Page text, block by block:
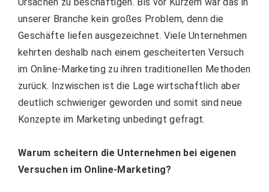
Ursachen zu beschäftigen. Bis vor Kurzem war das in
unserer Branche kein großes Problem, denn die
Geschäfte liefen ausgezeichnet. Viele Unternehmen
kehrten deshalb nach einem gescheiterten Versuch
im Online-Marketing zu ihren traditionellen Methoden
zurück. Inzwischen ist die Lage wirtschaftlich aber
deutlich schwieriger geworden und somit sind neue
Konzepte im Marketing unbedingt gefragt.
Warum scheitern die Unternehmen bei eigenen
Versuchen im Online-Marketing?